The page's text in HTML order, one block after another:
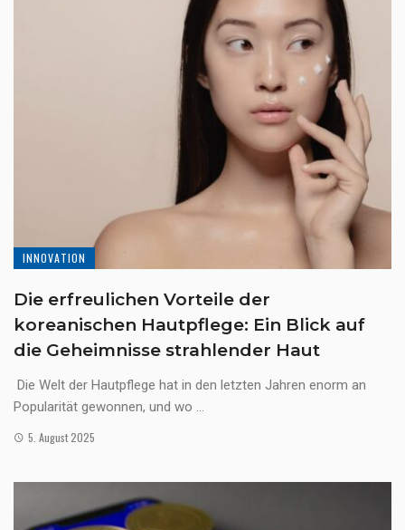
INNOVATION
Die erfreulichen Vorteile der
koreanischen Hautpflege: Ein Blick auf
die Geheimnisse strahlender Haut
Die Welt der Hautpflege hat in den letzten Jahren enorm an
Popularität gewonnen, und wo ...
5. August 2025